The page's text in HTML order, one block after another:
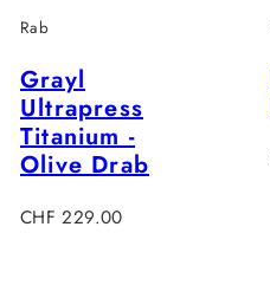
Rab
Grayl
Ultrapress
Titanium -
Olive Drab
Regulärer
CHF 229.00